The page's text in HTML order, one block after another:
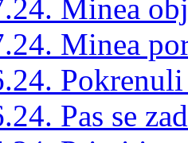
Minea
Minea
Pas se